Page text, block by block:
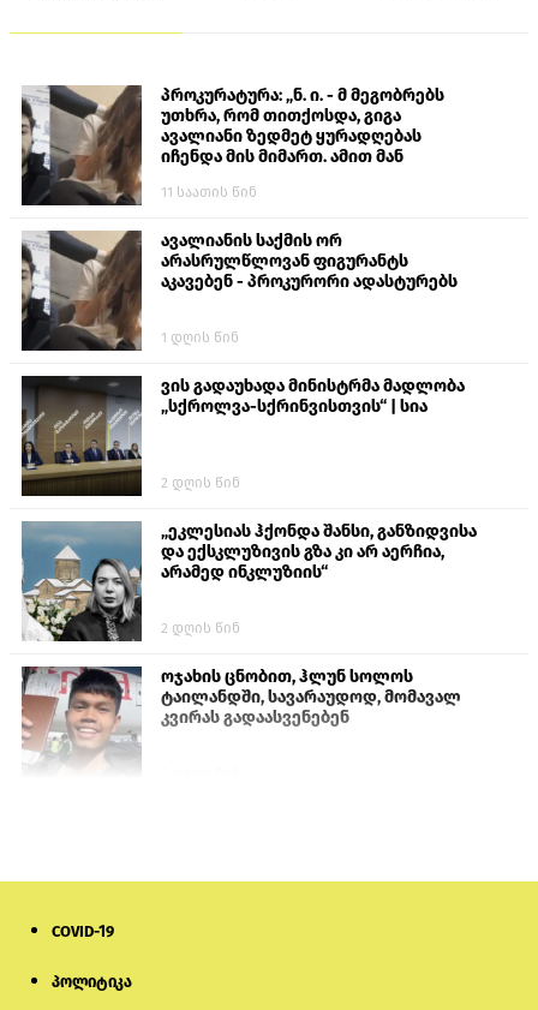
პროკურატურა: „ნ. ი. - მ მეგობრებს
უთხრა, რომ თითქოსდა, გიგა
ავალიანი ზედმეტ ყურადღებას
იჩენდა მის მიმართ. ამით მან
თავს დასხმოდა გიგა ავალიანს“
11 საათის წინ
ავალიანის საქმის ორ
არასრულწლოვან ფიგურანტს
აკავებენ - პროკურორი ადასტურებს
1 დღის წინ
ვის გადაუხადა მინისტრმა მადლობა
„სქროლვა-სქრინვისთვის“ | სია
2 დღის წინ
„ეკლესიას ჰქონდა შანსი, განზიდვისა
და ექსკლუზივის გზა კი არ აერჩია,
არამედ ინკლუზიის“
2 დღის წინ
ოჯახის ცნობით, ჰლუნ სოლოს
ტაილანდში, სავარაუდოდ, მომავალ
კვირას გადაასვენებენ
COVID-19
პოლიტიკა